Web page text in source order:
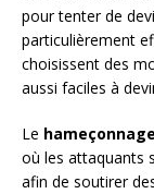
pour tenter de
particulièrement
choisissent des
aussi faciles à
Le hameçonnage
où les attaquants
afin de soutirer